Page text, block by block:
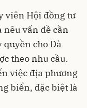
viên Hội đồng tư
nêu vấn đề cần
quyền cho Đà
theo nhu cầu.
việc địa phương
biển, đặc biệt là